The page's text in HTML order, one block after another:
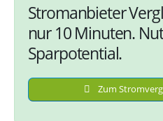
Stromanbieter
nur 10 Minuten.
Sparpotential.
Zum